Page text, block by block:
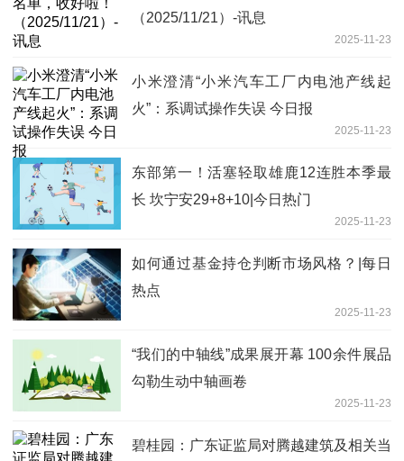
（2025/11/21）-讯息
2025-11-23
小米澄清“小米汽车工厂内电池产线起
火”：系调试操作失误 今日报
2025-11-23
东部第一！活塞轻取雄鹿12连胜本季最
长 坎宁安29+8+10|今日热门
2025-11-23
如何通过基金持仓判断市场风格？|每日
热点
2025-11-23
“我们的中轴线”成果展开幕 100余件展品
勾勒生动中轴画卷
2025-11-23
碧桂园：广东证监局对腾越建筑及相关当